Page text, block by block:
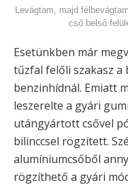
Levágtam, majd
cső belső
Esetünkben már
tűzfal felőli szakasz a
benzinhídnál. Emiatt
leszerelte a gyári
utángyártott csővel
bilinccsel rögzített.
alumíniumcsőből
rögzíthető a gyári